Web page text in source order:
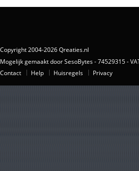
Copyright 2004-2026 Qreaties.nl
Mogelijk gemaakt door SesoBytes - 74529315 -
Contact
Help Huisregels Privacy